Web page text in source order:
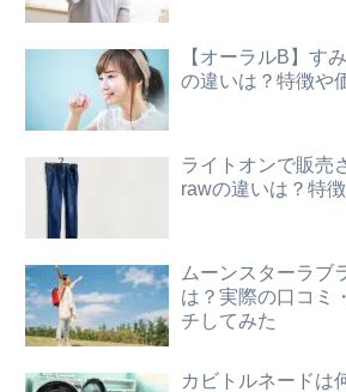
【オーラルB】す
の違いは？特徴や
ライトオンで販売
rawの違いは？特
ムーンスターラブ
は？実際の口コミ
チしてみた
カビトルネードは